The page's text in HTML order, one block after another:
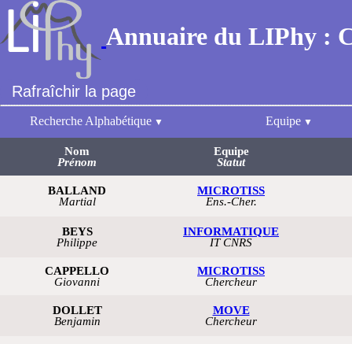
Annuaire du LIPhy :
Rafraîchir la page
Recherche Alphabétique Equipe
Nom
Prénom
Equipe
Statut
BALLAND
Martial
MICROTISS
Ens.-Cher.
BEYS
Philippe
INFORMATIQUE
IT CNRS
CAPPELLO
Giovanni
MICROTISS
Chercheur
DOLLET
Benjamin
MOVE
Chercheur